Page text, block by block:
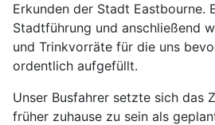
Erkunden der Stadt Eastbourne.
Stadtführung und anschließend
und Trinkvorräte für die uns
ordentlich aufgefüllt.
Unser Busfahrer setzte sich das
früher zuhause zu sein als